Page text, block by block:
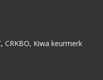
CRKBO, Kiwa keurmerk